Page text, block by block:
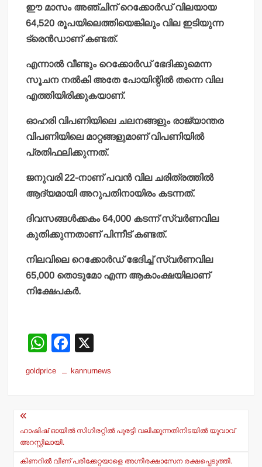
ഈ മാസം അഞ്ചിന് റെക്കോര്‍ഡ് വിലയായ
64,520 രൂപയിലെത്തിയെങ്കിലും വില ഇടിയുന്ന
ട്രെന്‍ഡാണ് കണ്ടത്.
എന്നാല്‍ വീണ്ടും റെക്കോര്‍ഡ് ഭേദിക്കുമെന്ന
സൂചന നല്‍കി അതേ പോയിന്റില്‍ തന്നെ വില
എത്തിയിരിക്കുകയാണ്.
ഓഹരി വിപണിയിലെ ചലനങ്ങളും രാജ്യാന്തര
വിപണിയിലെ മാറ്റങ്ങളുമാണ് വിപണിയില്‍
പ്രതിഫലിക്കുന്നത്.
ജനുവരി 22-നാണ് പവന്‍ വില ചരിത്രത്തില്‍
ആദ്യമായി അറുപതിനായിരം കടന്നത്.
ദിവസങ്ങള്‍ക്കകം 64,000 കടന്ന് സ്വര്‍ണവില
കുതിക്കുന്നതാണ് പിന്നീട് കണ്ടത്.
നിലവിലെ റെക്കോര്‍ഡ് ഭേദിച്ച് സ്വര്‍ണവില
65,000 തൊടുമോ എന്ന ആകാംക്ഷയിലാണ്
നിക്ഷേപകര്‍.
W
h
at
p
p
F
a
c
o
o
goldprice kannurnews
Post
navigation
ഹാഷിഷ് ഓയില്‍ സിഗിരറ്റില്‍ പുരട്ടി വലിക്കുന്നതിനിടയില്‍ യുവാവ്
അറസ്റ്റിലായി.
കിണറില്‍ വീണ് പരിക്കേറ്റയാളെ അഗ്നിരക്ഷാസേന രക്ഷപ്പെടുത്തി.